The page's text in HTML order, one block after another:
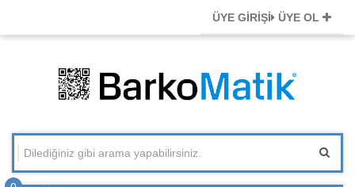
ÜYE GİRİŞİ ÜYE OL